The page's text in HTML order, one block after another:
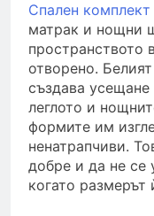
Спален комплект
матрак и нощни
пространството
отворено.
създава усещане
леглото и
формите им
ненатрапчиви.
добре и да не се
когато размерът